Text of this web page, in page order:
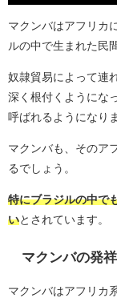
マクンバはアフリカ
ルの中で生まれた民
奴隷貿易によって連
深く根付くようにな
呼ばれるようになり
マクンバも、そのア
るでしょう。
特にブラジルの中で
いとされています。
マクンバの発祥
マクンバはアフリカ